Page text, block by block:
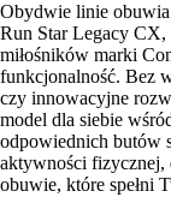
Obydwie linie
Run Star Legacy CX,
miłośników marki
funkcjonalność. Bez
czy innowacyjne
model dla siebie
odpowiednich butów
aktywności fizycznej,
obuwie, które spełni